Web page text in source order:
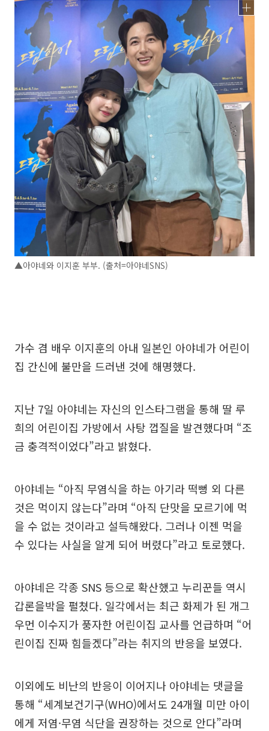
▲아야네와 이지훈 부부. (출처=아야네SNS)
가수 겸 배우 이지훈의 아내 일본인 아야네가 어린이
집 간신에 불만을 드러낸 것에 해명했다.
지난 7일 아야네는 자신의 인스타그램을 통해 딸 루
희의 어린이집 가방에서 사탕 껍질을 발견했다며 “조
금 충격적이었다”라고 밝혔다.
아야네는 “아직 무염식을 하는 아기라 떡뻥 외 다른
것은 먹이지 않는다”라며 “아직 단맛을 모르기에 먹
을 수 없는 것이라고 설득해왔다. 그러나 이젠 먹을
수 있다는 사실을 알게 되어 버렸다”라고 토로했다.
아야네은 각종 SNS 등으로 확산했고 누리꾼들 역시
갑론을박을 펼쳤다. 일각에서는 최근 화제가 된 개그
우먼 이수지가 풍자한 어린이집 교사를 언급하며 “어
린이집 진짜 힘들겠다”라는 취지의 반응을 보였다.
이외에도 비난의 반응이 이어지나 아야네는 댓글을
통해 “세계보건기구(WHO)에서도 24개월 미만 아이
에게 저염·무염 식단을 권장하는 것으로 안다”라며